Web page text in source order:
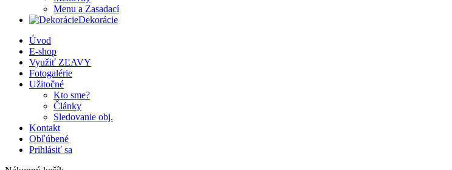
Menu a Zasadací
Dekorácie
Úvod
E-shop
Využiť ZĽAVY
Fotogalérie
Užitočné
Kto sme?
Články
Sledovanie obj.
Kontakt
Obľúbené
Prihlásiť sa